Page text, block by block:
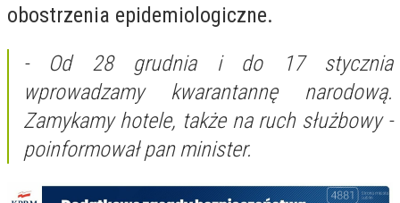
obostrzenia epidemiologiczne.
- Od 28 grudnia i do 17 stycznia
wprowadzamy kwarantannę narodową.
Zamykamy hotele, także na ruch służbowy-
poinformował pan minister.